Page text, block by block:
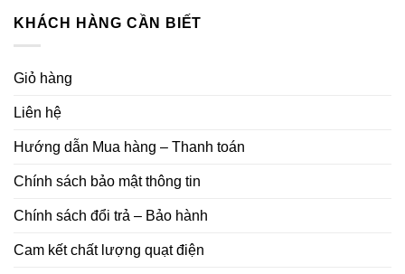
KHÁCH HÀNG CẦN BIẾT
Giỏ hàng
Liên hệ
Hướng dẫn Mua hàng – Thanh toán
Chính sách bảo mật thông tin
Chính sách đổi trả – Bảo hành
Cam kết chất lượng quạt điện